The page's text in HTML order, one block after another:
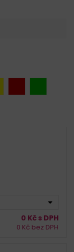
0 Kč s DPH
0 Kč bez DPH